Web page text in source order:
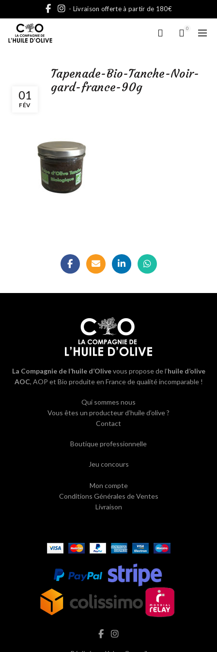
- Livraison offerte à partir de 180€
0
01
FÉV
Tapenade-Bio-Tanche-Noir-
gard-france-90g
La Compagnie de l’huile d’Olivevous propose de l’huile d’olive
AOC, AOP et Bio produite en France de qualité incomparable !
Qui sommes nous
Vous êtes un producteur d’huile d’olive ?
Contact
Boutique professionnelle
Jeu concours
Mon compte
Conditions Générales de Ventes
Livraison